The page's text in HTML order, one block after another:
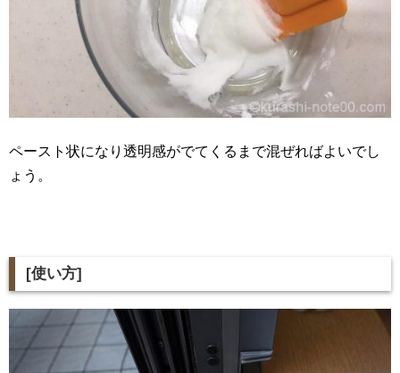
ペースト状になり透明感がでてくるまで混ぜればよいでし
ょう。
[使い方]